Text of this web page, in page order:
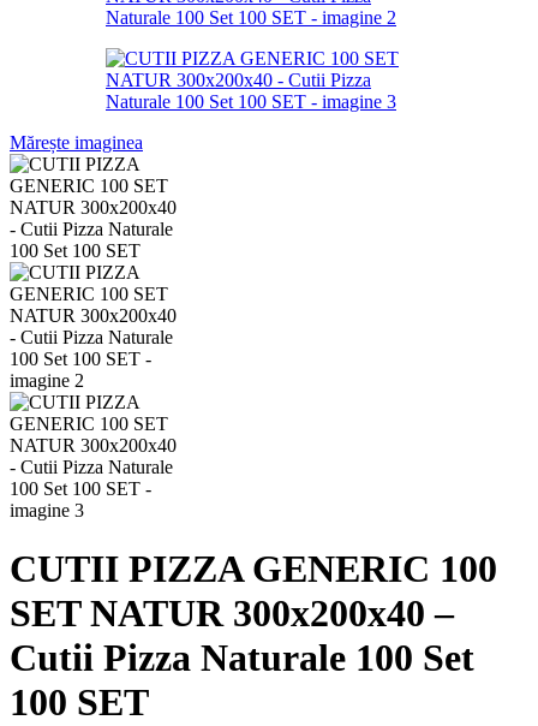
Mărește imaginea
CUTII PIZZA GENERIC 100
SET NATUR 300x200x40 –
Cutii Pizza Naturale 100 Set
100 SET